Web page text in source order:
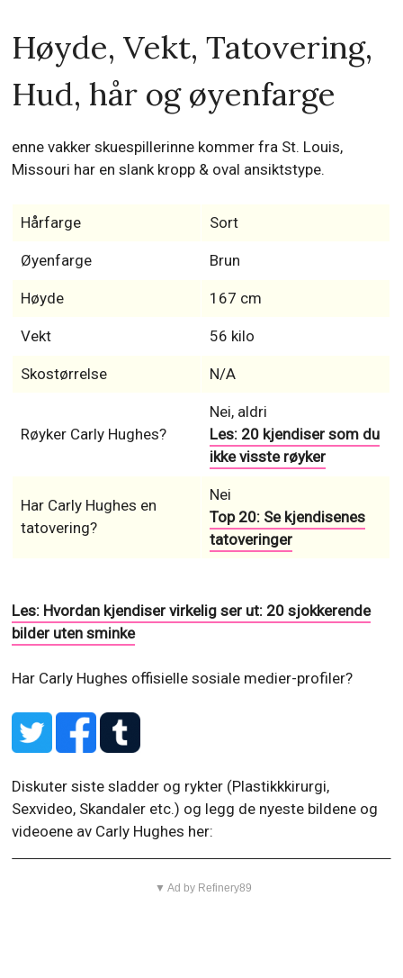
Høyde, Vekt, Tatovering,
Hud, hår og øyenfarge
enne vakker skuespillerinne kommer fra St. Louis,
Missouri har en slank kropp & oval ansiktstype.
Hårfarge Sort
Øyenfarge Brun
Høyde 167 cm
Vekt 56 kilo
Skostørrelse N/A
Røyker Carly Hughes?
Nei, aldri
Les: 20 kjendiser som du
ikke visste røyker
Har Carly Hughes en
tatovering?
Nei
Top 20: Se kjendisenes
tatoveringer
Les: Hvordan kjendiser virkelig ser ut: 20 sjokkerende
bilder uten sminke
Har Carly Hughes offisielle sosiale medier-profiler?
Diskuter siste sladder og rykter (Plastikkkirurgi,
Sexvideo, Skandaler etc.) og legg de nyeste bildene og
videoene av Carly Hughes her:
▼ Ad by Refinery89